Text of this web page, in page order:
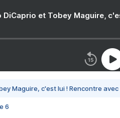
DiCaprio et Tobey Maguire,
Maguire, c'est lui ! Rencontre
6